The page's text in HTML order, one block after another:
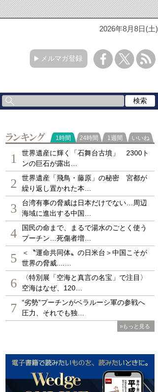
2026年8月8日(土)
メルマガ登録
ランキング
1時間 24時間 1週間 いいね
1
世界遺産に輝く「石舞台古墳」 2300ト
ンの巨石が露出…
2
世界遺産「飛鳥・藤原」の秘密 宮都が
繰り返し置かれた本…
3
台湾有事の脅威は日本だけでない…周辺
海域に進出する中国…
4
国民の命まで、まるで湯水のごとく使う
プーチン…死傷者増…
5
＜〝運命共同体〟の日米台＞中国こそが
世界の脅威....…
6
〈特別展「空海と真言の名宝」で注目〉
空海はなぜ、120…
7
“劣勢”プーチンがベラルーシ軍の参戦へ
圧力、それでも独…
»もっと見る